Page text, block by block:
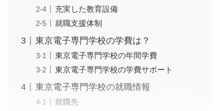
充実した教育設備
就職支援体制
東京電子専門学校の学費は？
東京電子専門学校の年間学費
東京電子専門学校の学費サポート
東京電子専門学校の就職情報
就職先